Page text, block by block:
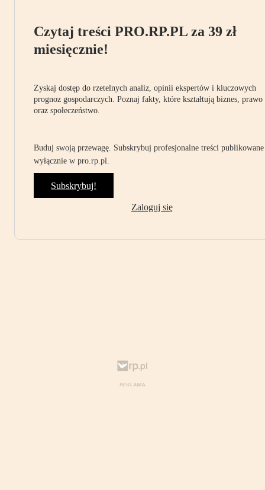
Czytaj treści PRO.RP.PL za 39 zł
miesięcznie!
Zyskaj dostęp do rzetelnych analiz, opinii ekspertów i kluczowych
prognoz gospodarczych. Poznaj fakty, które kształtują biznes, prawo
oraz społeczeństwo.
Buduj swoją przewagę. Subskrybuj profesjonalne treści publikowane
wyłącznie w pro.rp.pl.
Subskrybuj!
Zaloguj się